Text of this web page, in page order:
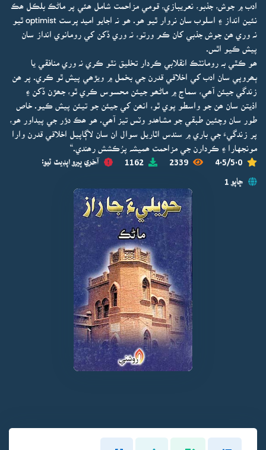
ادب ۾ جوش، جذبو، نعريبازي، قومي مزاحمت شامل ھئي پر ماڻڪ بلڪل ھڪ
نئين انداز ۽ اسلوب سان نروار ٿيو ھو. ھو نہ اجايو اميد پرست optimist ٿيو
نہ وري ھن جوش جذبي کان ڪم ورتو، نہ وري ڏکن کي رومانوي انداز سان
پيش ڪيو اٿس.
ھو ڪٿي بہ رومانٽڪ انقلابي ڪردار تخليق نٿو ڪري نہ وري منافقي يا
ٻھروپي سان ادب کي اخلاقي قدرن جي بخمل ۾ ويڙھي پيش ٿو ڪري. پر ھن
زندگي جيئن آھي، سماج ۾ ماڻھو جيئن محسوس ڪري ٿو، جھڙن ڏکن ۽
اذيتن سان ھن جو واسطو پوي ٿو، انھن کي جيئن جو تيئن پيش ڪيو. خاص
طور سان وچئين طبقي جو مشاھدو وٽس تيز آھي. ھو ھڪ دؤر جي پيداور ھو،
پر زندگيءَ جي باري ۾ سندس اٿاريل سوال ان سان لاڳاپيل اخلاقي قدرن وارا
مونجهارا ۽ ڪردارن جي مزاحمت ھميشہ پرُڪشش رھندي.“
4.5/5.0
2339
1162 آخري ڀيرو اپڊيٽ ٿيو:
ڇاپو 1